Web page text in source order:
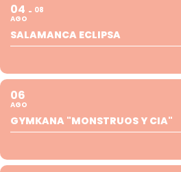
04
AGO
08
SALAMANCA ECLIPSA
06
AGO
GYMKANA "MONSTRUOS Y CIA"